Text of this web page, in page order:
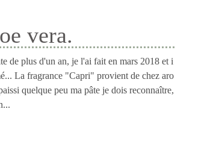
vera.
de plus d'un an, je l'ai fait en mars 2018 et i
La fragrance "Capri" provient de chez aro
quelque peu ma pâte je dois reconnaître,